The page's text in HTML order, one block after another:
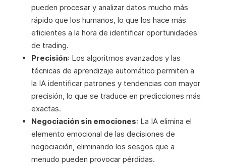
pueden procesar y analizar datos mucho más
rápido que los humanos, lo que los hace más
eficientes a la hora de identificar oportunidades
de trading.
Precisión: Los algoritmos avanzados y las
técnicas de aprendizaje automático permiten a
la IA identificar patrones y tendencias con mayor
precisión, lo que se traduce en predicciones más
exactas.
Negociación sin emociones: La IA elimina el
elemento emocional de las decisiones de
negociación, eliminando los sesgos que a
menudo pueden provocar pérdidas.